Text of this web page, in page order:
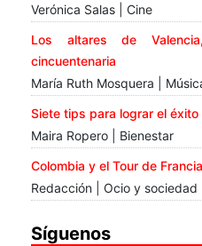
Verónica Salas | Cine
Los altares de
cincuentenaria
María Ruth Mosquera |
Siete tips para lograr el éxito
Maira Ropero | Bienestar
Colombia y el Tour de Francia
Redacción | Ocio y sociedad
Síguenos